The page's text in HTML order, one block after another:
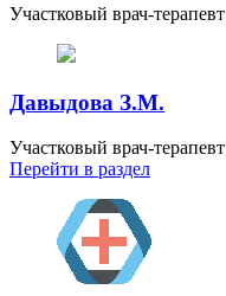
Участковый врач-терапевт
Давыдова З.М.
Участковый врач-терапевт
Перейти в раздел